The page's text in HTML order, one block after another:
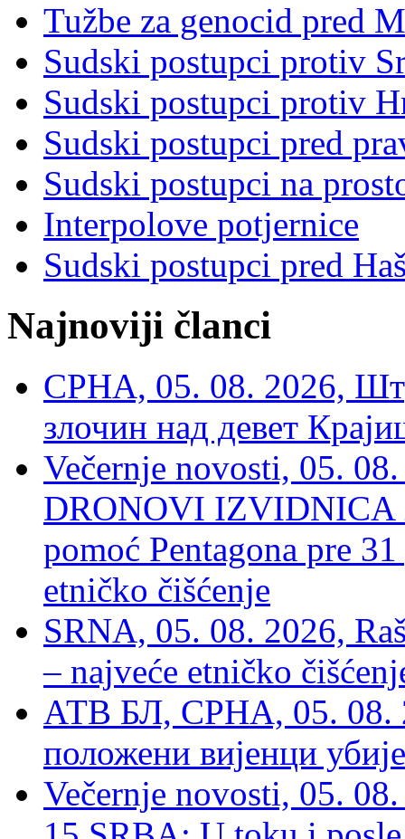
Tužbe za genocid pred
Sudski postupci protiv
Sudski postupci protiv
Sudski postupci pred
Sudski postupci na
Interpolove potjernice
Sudski postupci pred
Najnoviji članci
СРНА, 05. 08. 2026,
злочин над девет
Večernje novosti, 05.
DRONOVI IZVIDNICA
pomoć Pentagona pre
etničko čišćenje
SRNA, 05. 08. 2026,
– najveće etničko
АТВ БЛ, СРНА, 05. 08.
положени вијенци
Večernje novosti, 05.